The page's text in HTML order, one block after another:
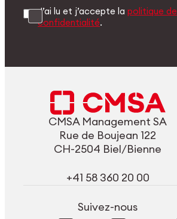
J’ai lu et j’accepte lapolitique de
confidentialité.
CMSA Management SA
Rue de Boujean 122
CH-2504 Biel/Bienne
+41 58 360 20 00
Suivez-nous